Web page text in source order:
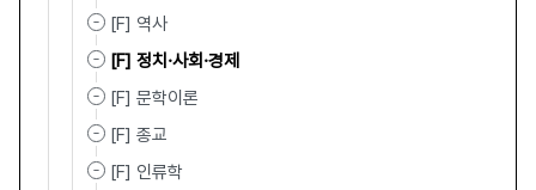
[F] 역사
[F] 정치·사회·경제
[F] 문학이론
[F] 종교
[F] 인류학